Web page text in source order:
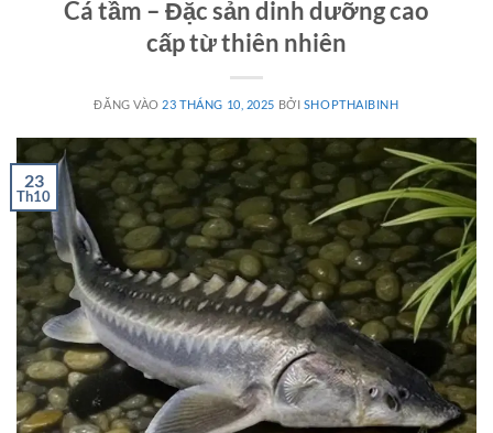
Cá tầm – Đặc sản dinh dưỡng cao
cấp từ thiên nhiên
ĐĂNG VÀO 23 THÁNG 10, 2025 BỞI SHOPTHAIBINH
23
Th10